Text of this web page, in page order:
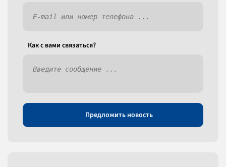
Как c вами связаться?
Предложить новость